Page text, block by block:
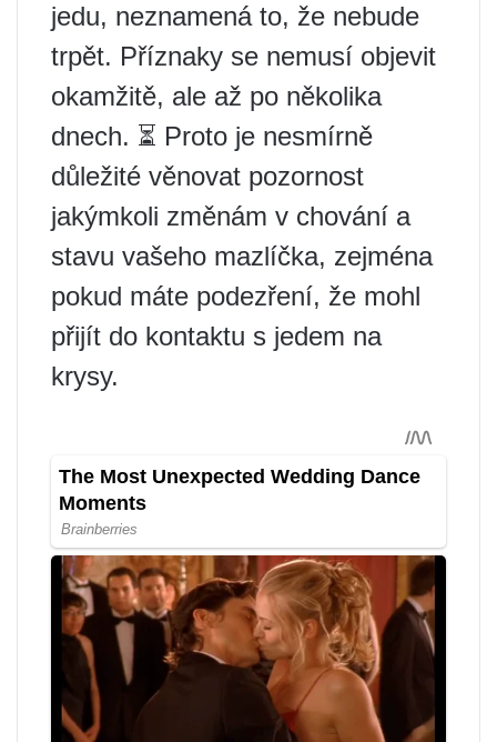
jedu, neznamená to, že nebude
trpět. Příznaky se nemusí objevit
okamžitě, ale až po několika
dnech. ⏳ Proto je nesmírně
důležité věnovat pozornost
jakýmkoli změnám v chování a
stavu vašeho mazlíčka, zejména
pokud máte podezření, že mohl
přijít do kontaktu s jedem na
krysy.